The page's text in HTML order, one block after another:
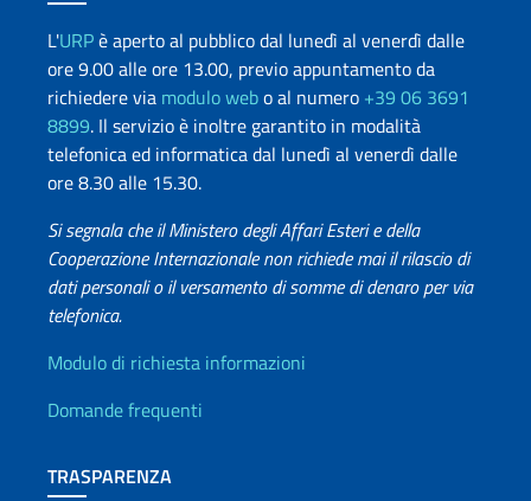
L'URPè aperto al pubblico dal lunedì al venerdì dalle
ore 9.00 alle ore 13.00, previo appuntamento da
richiedere via modulo webo al numero +39 06 3691
8899. Il servizio è inoltre garantito in modalità
telefonica ed informatica dal lunedì al venerdì dalle
ore 8.30 alle 15.30.
Si segnala che il Ministero degli Affari Esteri e della
Cooperazione Internazionale non richiede mai il rilascio di
dati personali o il versamento di somme di denaro per via
telefonica.
Info utili
Modulo di richiesta informazioni
Domande frequenti
TRASPARENZA